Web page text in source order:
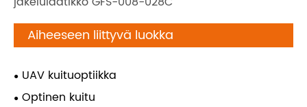
Aiheeseen liittyvä luokka
UAV kuituoptiikka
Optinen kuitu